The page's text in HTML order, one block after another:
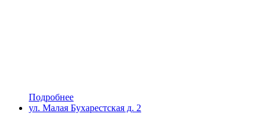
Подробнее
ул. Малая Бухарестская д. 2